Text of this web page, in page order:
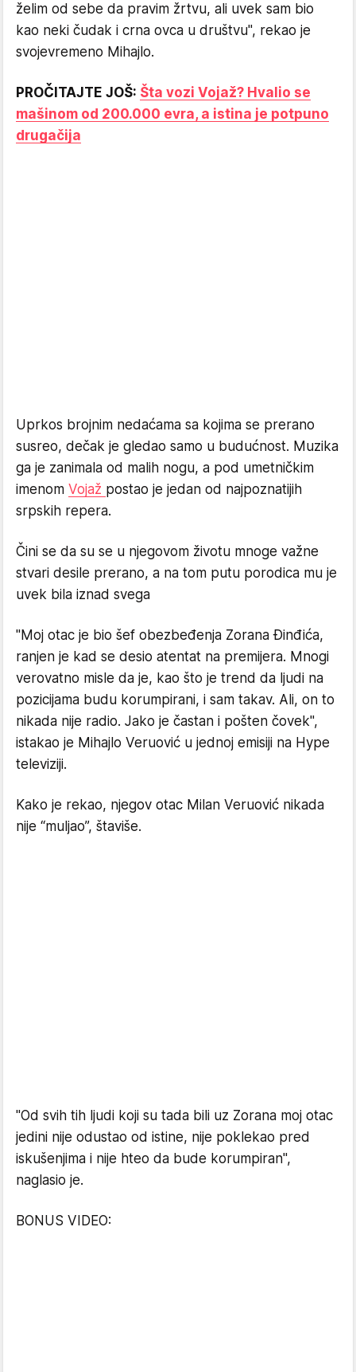
želim od sebe da pravim žrtvu, ali uvek sam bio
kao neki čudak i crna ovca u društvu", rekao je
svojevremeno Mihajlo.
PROČITAJTE JOŠ: Šta vozi Vojaž? Hvalio se
mašinom od 200.000 evra, a istina je potpuno
drugačija
Uprkos brojnim nedaćama sa kojima se prerano
susreo, dečak je gledao samo u budućnost. Muzika
ga je zanimala od malih nogu, a pod umetničkim
imenom Vojaž postao je jedan od najpoznatijih
srpskih repera.
Čini se da su se u njegovom životu mnoge važne
stvari desile prerano, a na tom putu porodica mu je
uvek bila iznad svega
"Moj otac je bio šef obezbeđenja Zorana Đinđića,
ranjen je kad se desio atentat na premijera. Mnogi
verovatno misle da je, kao što je trend da ljudi na
pozicijama budu korumpirani, i sam takav. Ali, on to
nikada nije radio. Jako je častan i pošten čovek",
istakao je Mihajlo Veruović u jednoj emisiji na Hype
televiziji.
Kako je rekao, njegov otac Milan Veruović nikada
nije “muljao”, štaviše.
"Od svih tih ljudi koji su tada bili uz Zorana moj otac
jedini nije odustao od istine, nije poklekao pred
iskušenjima i nije hteo da bude korumpiran",
naglasio je.
BONUS VIDEO: